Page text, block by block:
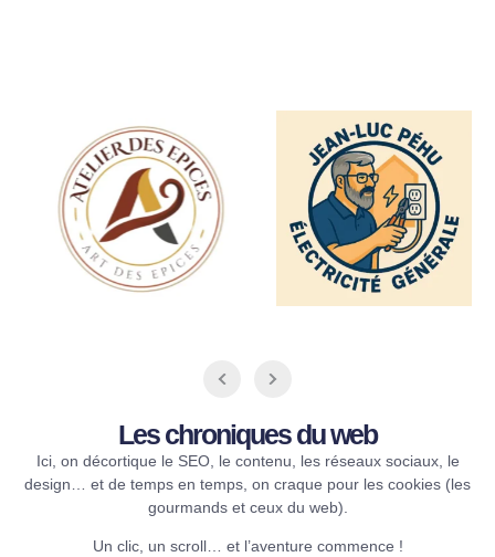
Les chroniques du web​
Ici, on décortique le SEO, le contenu, les réseaux sociaux, le
design… et de temps en temps, on craque pour les cookies (les
gourmands et ceux du web).
Un clic, un scroll… et l’aventure commence !